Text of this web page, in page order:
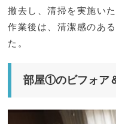
撤去し、清掃を実施いた
作業後は、清潔感のあ
た。
部屋①のビフォア